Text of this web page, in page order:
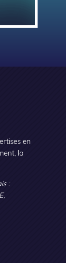
en
la
: